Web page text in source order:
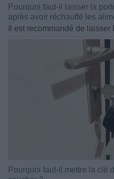
Pourquoi faut-il laisser la
après avoir réchauffé les
Il est recommandé de laisser
Pourquoi faut-il mettre la clé